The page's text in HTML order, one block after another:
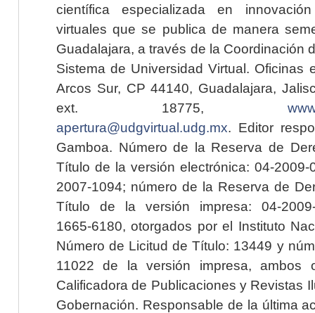
científica especializada en
virtuales que se publica de manera
Guadalajara, a través de la Coordinación
Sistema de Universidad Virtual. Oficinas
Arcos Sur, CP 44140, Guadalajara,
ext. 18775,
apertura@udgvirtual.udg.mx. Editor
Gamboa. Número de la Reserva de
Título de la versión electrónica: 04-2009-
2007-1094; número de la Reserva de
Título de la versión impresa: 04-2009-
1665-6180, otorgados por el Instituto
Número de Licitud de Título: 13449 y
11022 de la versión impresa, ambos
Calificadora de Publicaciones y Revistas
Gobernación. Responsable de la última